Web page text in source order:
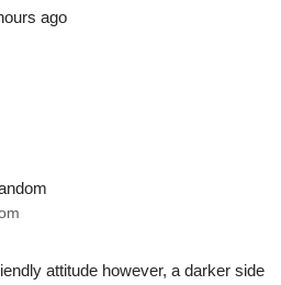
ago
attitude however, a darker side